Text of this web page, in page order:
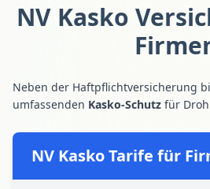
NV Kasko
Neben der Haftpflichtversicherung
umfassenden Kasko-Schutz für
NV Kasko Tarife für